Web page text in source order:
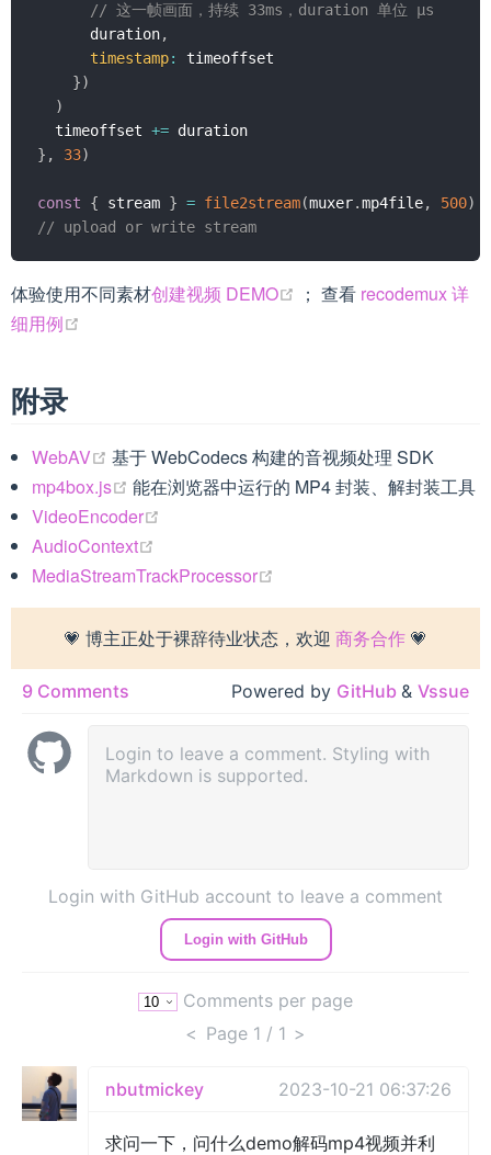
// 这一帧画面，持续 33ms，duration 单位 μs
      duration
,
timestamp:
timeoffset
})
)
  timeoffset
+=
} , 33)
const { stream } = file2stream(muxer.mp4file, 500)
// upload or write stream
体验使用不同素材创建视频 DEMO (opens new window)
； 查看 recodemux 详
细用例
附录
WebAV (opens new window)
基于 WebCodecs 构建的音视频处理 SDK
mp4box.js
(opens new window)
能在浏览器中运行的 MP4 封装、解封装工具
VideoEncoder
AudioContext
MediaStreamTrackProcessor
💗 博主正处于裸辞待业状态，欢迎 商务合作 💗
9 Comments Powered by GitHub & Vssue
Login with GitHub account to leave a comment
Login with GitHub
Comments per page
< Page 1 / 1 >
nbutmickey 2023-10-21 06:37:26
求问一下，问什么demo解码mp4视频并利